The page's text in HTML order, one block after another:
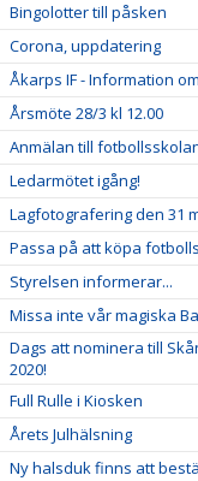
Bingolotter till påsken
Corona, uppdatering
Åkarps IF - Information
Årsmöte 28/3 kl 12.00
Anmälan till
Ledarmötet igång!
Lagfotografering den 31
Passa på att köpa
Styrelsen informerar...
Missa inte vår magiska
Dags att nominera till
2020!
Full Rulle i Kiosken
Årets Julhälsning
Ny halsduk finns att